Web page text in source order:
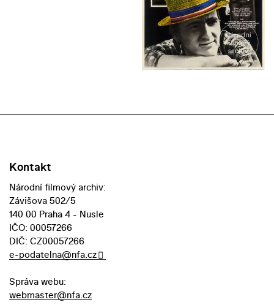
Kontakt
Národní filmový archiv:
Závišova 502/5
140 00 Praha 4 - Nusle
IČO: 00057266
DIČ: CZ00057266
e-podatelna@nfa.cz
Správa webu:
webmaster@nfa.cz